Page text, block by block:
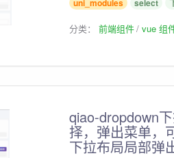
uni_modules select
分类： 前端组件 vue 组
qiao-dropdown
择，弹出菜单，
下拉布局局部弹